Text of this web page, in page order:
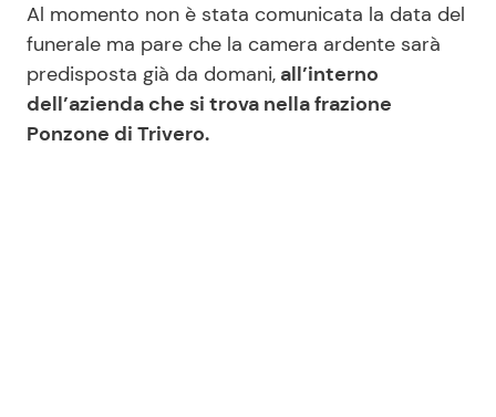
Redazione
Contattaci
Pubblicità
Privacy Policy
Al momento non è stata comunicata la data del
funerale ma pare che la camera ardente sarà
predisposta già da domani, all’interno
dell’azienda che si trova nella frazione
Ponzone di Trivero.